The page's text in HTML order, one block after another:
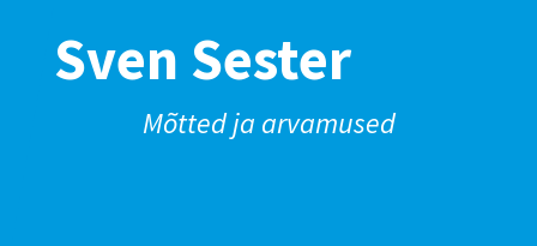
Sven Sester
Mõtted ja arvamused